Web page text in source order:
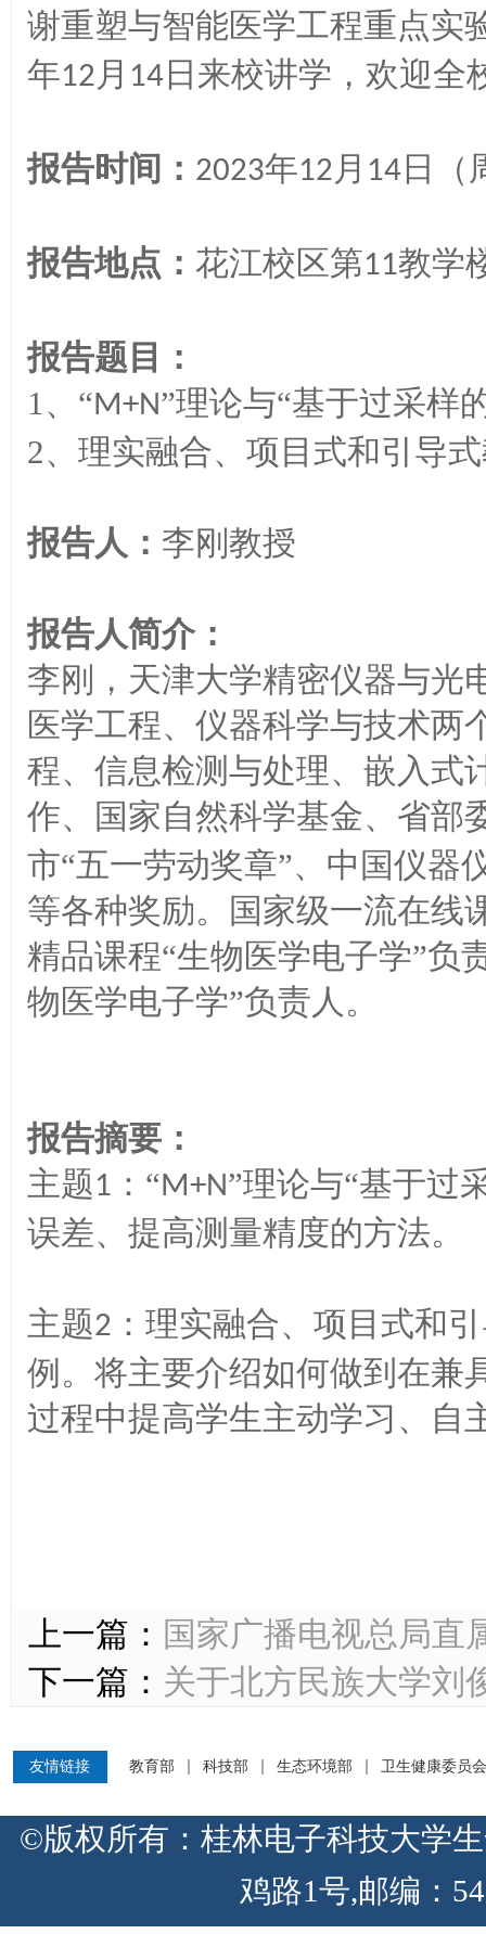
谢重塑与智能医学工程重点实
年12月 14 日来校讲学，欢迎全
报告时间： 2023年12月 14 日（
报告地点： 花江校区第11教学
报告题目：
1、 “M+N”理论与“基于过采样
2、 理实融合、项目式和引导
报告人： 李刚 教授
报告人简介：
李刚，天津大学精密仪器与光
医学工程、仪器科学与技术两
程、信息检测与处理、嵌入式
作、国家自然科学基金、省部
市“五一劳动奖章”、中国仪器
等各种奖励。国家级一流在线
精品课程“生物医学电子学”负
物医学电子学”负责人。
报告摘要：
主题1 ：“M+N”理论与“基于过
误差、提高测量精度的方法。
主题2 ：理实融合、项目式和
例。将主要介绍如何做到在兼
过程中提高学生主动学习、自
上一篇： 国家广播电视总局直
下一篇： 关于北方民族大学刘
友情链接 教育部 科技部 生态环境部 卫生健康委员会
©版权所有：桂林电子科技大学
鸡路1号,邮编：